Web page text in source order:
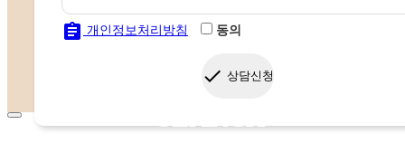
assignment 개인정보처리방침 동의
done 상담신청
SEARCH